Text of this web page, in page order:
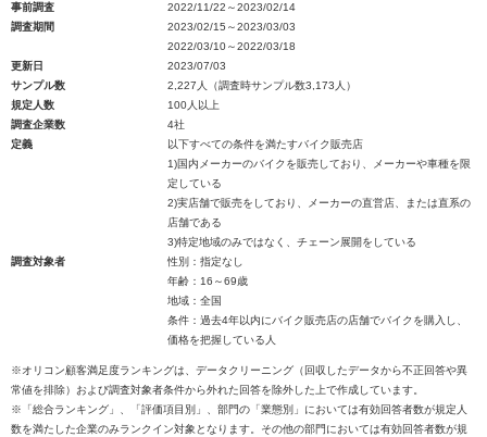
事前調査
2022/11/22～2023/02/14
調査期間
2023/02/15～2023/03/03
2022/03/10～2022/03/18
更新日
2023/07/03
サンプル数
2,227人（調査時サンプル数3,173人）
規定人数
100人以上
調査企業数
4社
定義
以下すべての条件を満たすバイク販売店
1)国内メーカーのバイクを販売しており、メーカーや車種を限
定している
2)実店舗で販売をしており、メーカーの直営店、または直系の
店舗である
3)特定地域のみではなく、チェーン展開をしている
調査対象者
性別：指定なし
年齢：16～69歳
地域：全国
条件：過去4年以内にバイク販売店の店舗でバイクを購入し、
価格を把握している人
※オリコン顧客満足度ランキングは、データクリーニング（回収したデータから不正回答や異
常値を排除）および調査対象者条件から外れた回答を除外した上で作成しています。
※「総合ランキング」、「評価項目別」、部門の「業態別」においては有効回答者数が規定人
数を満たした企業のみランクイン対象となります。その他の部門においては有効回答者数が規